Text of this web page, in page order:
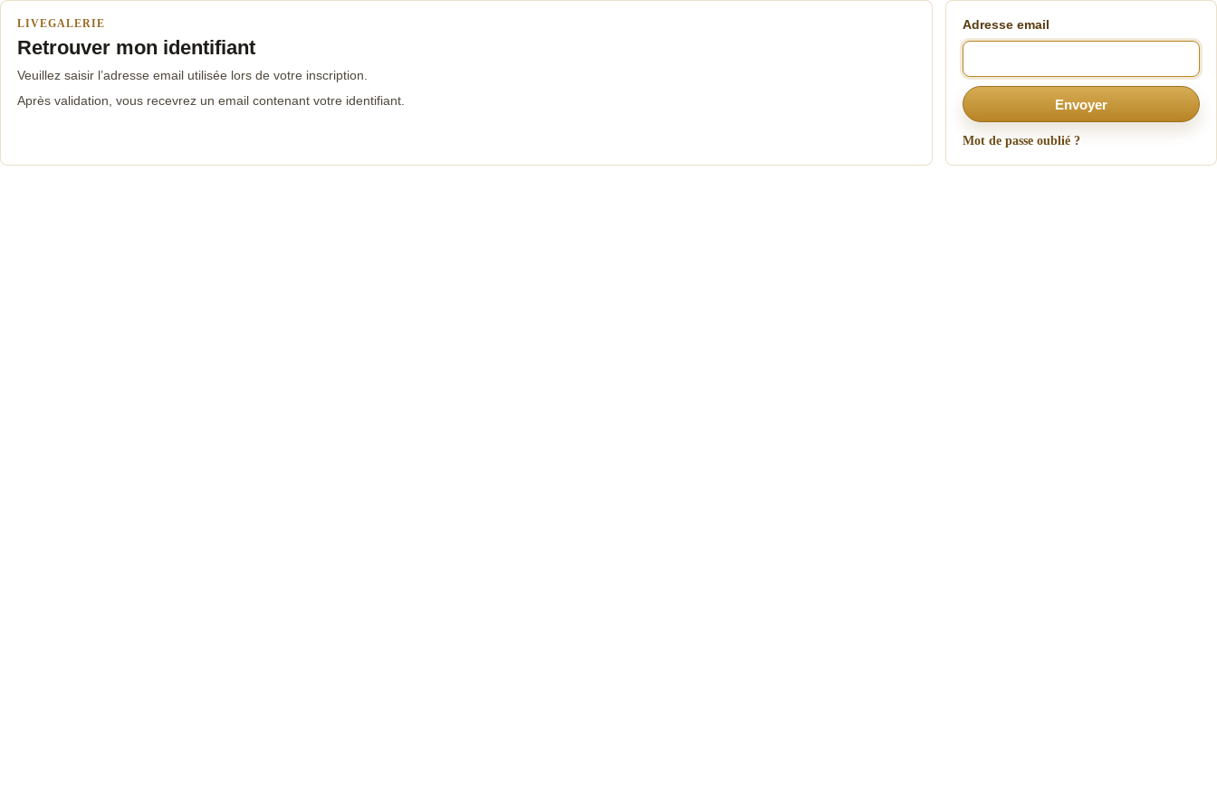
LIVEGALERIE
Retrouver mon identifiant
Veuillez saisir l’adresse email utilisée lors de votre inscription.
Après validation, vous recevrez un email contenant votre identifiant.
Adresse email
Envoyer
Mot de passe oublié ?